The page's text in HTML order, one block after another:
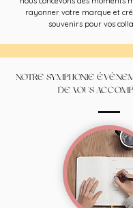
rayonner votre marque et
souvenirs pour vos
NOTRE SYMPHONIE
DE VOUS